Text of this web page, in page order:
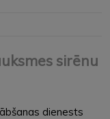
sirēnu
dienests